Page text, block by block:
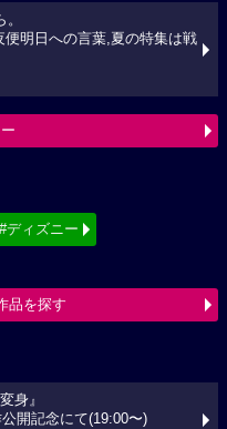
便明日への言葉,夏の特集は戦
#ディズニー
品を探す
身』
開記念にて(19:00〜)